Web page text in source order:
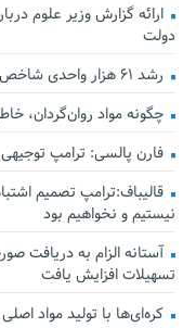
ارائه گزارش وزیر علوم
دولت
رشد ۶۱ هزار واحدی شاخص بورس
چگونه مواد روان‌گردان،
فارن پالسی: ترامپ توجیهی
قالیباف:ترامپ تصمیم
نیستیم و نخواهیم بود
تسهیلات افزایش یافت
کره‌ای‌ها با تولید مواد